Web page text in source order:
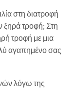
στη διατροφή
ξηρά τροφή; Στη
τροφή με μια
αγαπημένο σας
λόγω της